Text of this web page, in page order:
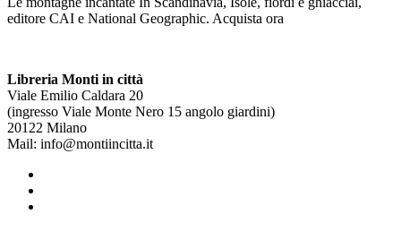
editore CAI e National Geographic. Acquista ora
Libreria Monti in città
Viale Emilio Caldara 20
(ingresso Viale Monte Nero 15 angolo giardini)
20122 Milano
Mail: info@montiincitta.it